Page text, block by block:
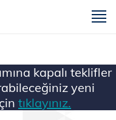
kapalı teklifler
yeni
tıklayınız.